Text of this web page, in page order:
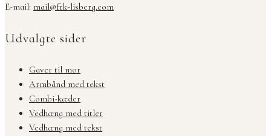
E-mail: mail@frk-lisberg.com
Udvalgte sider
Gaver til mor
Armbånd med tekst
Combi-kæder
Vedhæng med titler
Vedhæng med tekst